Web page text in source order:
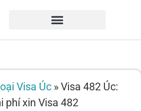
Visa Úc »Visa 482 Úc:
phí xin Visa 482